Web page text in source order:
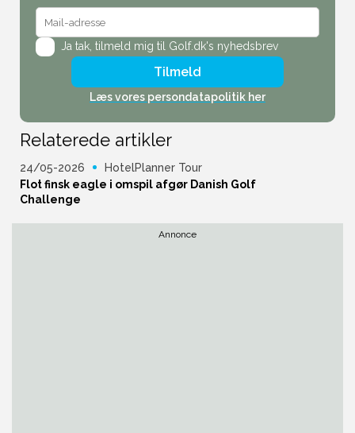
Ja tak, tilmeld mig til Golf.dk's nyhedsbrev
Tilmeld
Læs vores persondatapolitik her
Relaterede artikler
24/05-2026
HotelPlanner Tour
Flot finsk eagle i omspil afgør Danish Golf
Challenge
Annonce